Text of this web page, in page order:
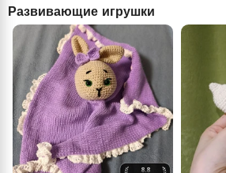
Развивающие игрушки